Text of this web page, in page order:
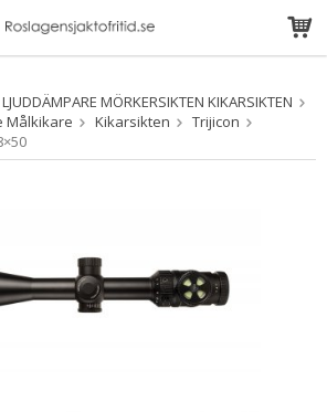
Produkten har blivit
tillagd i varukorgenMÖRKERSIKTEN KIKARSIKTEN
Målkikare
Kikarsikten
Trijicon